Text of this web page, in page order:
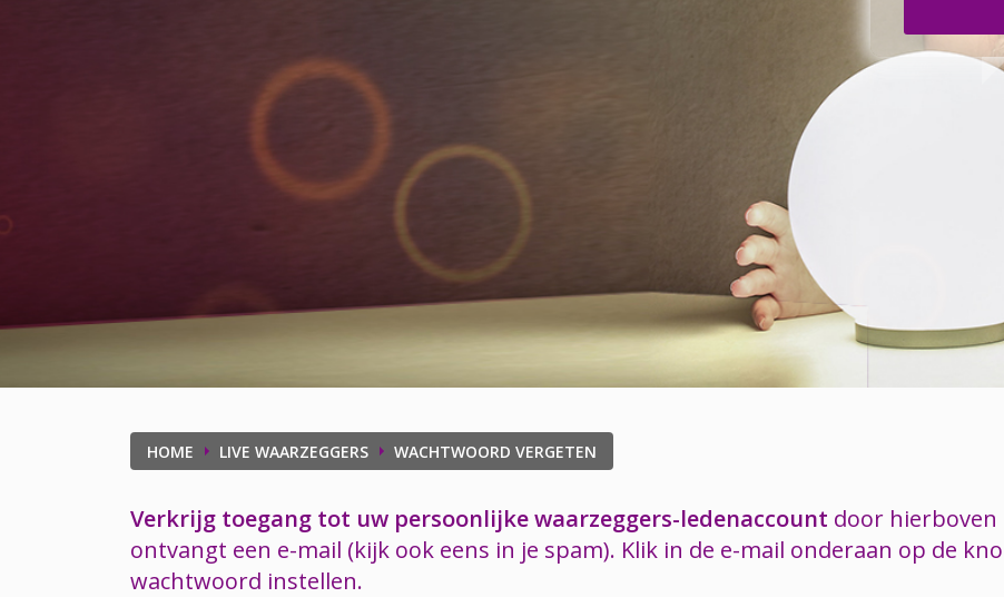
HOME LIVE WAARZEGGERS WACHTWOORD VERGETEN
Verkrijg toegang tot uw persoonlijke waarzeggers-ledenaccount door hierboven
ontvangt een e-mail (kijk ook eens in je spam). Klik in de e-mail onderaan op de
wachtwoord instellen.